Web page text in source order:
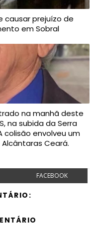
causar prejuízo de
em Sobral
na manhã deste
na subida da Serra
colisão envolveu um
Ceará.
FACEBOOK